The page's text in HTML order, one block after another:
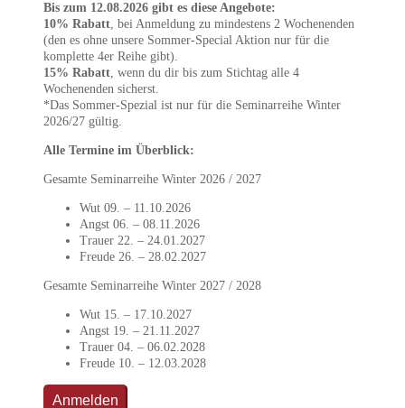
Bis zum 12.08.2026 gibt es diese Angebote:
10% Rabatt, bei Anmeldung zu mindestens 2 Wochenenden
(den es ohne unsere Sommer-Special Aktion nur für die
komplette 4er Reihe gibt).
15% Rabatt, wenn du dir bis zum Stichtag alle 4
Wochenenden sicherst.
*Das Sommer-Spezial ist nur für die Seminarreihe Winter
2026/27 gültig.
Alle Termine im Überblick:
Gesamte Seminarreihe Winter 2026 / 2027
Wut 09. – 11.10.2026
Angst 06. – 08.11.2026
Trauer 22. – 24.01.2027
Freude 26. – 28.02.2027
Gesamte Seminarreihe Winter 2027 / 2028
Wut 15. – 17.10.2027
Angst 19. – 21.11.2027
Trauer 04. – 06.02.2028
Freude 10. – 12.03.2028
Anmelden